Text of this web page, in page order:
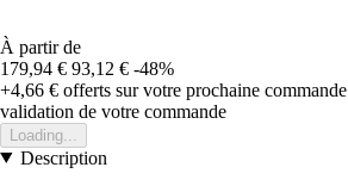
À partir de
179,94 € 93,12 € -48%
+4,66 € offerts sur votre prochaine commande
validation de votre commande
Loading...
Description